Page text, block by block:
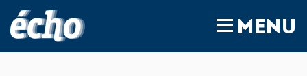
MENU